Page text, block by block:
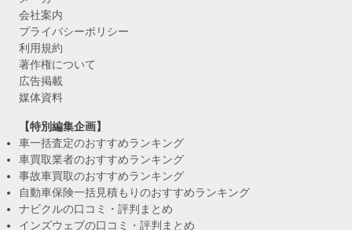
会社案内
プライバシーポリシー
利用規約
著作権について
広告掲載
媒体資料
【特別編集企画】
車一括査定のおすすめランキング
車買取業者のおすすめランキング
事故車買取のおすすめランキング
自動車保険一括見積もりのおすすめランキング
ナビクルの口コミ・評判まとめ
インズウェブの口コミ・評判まとめ